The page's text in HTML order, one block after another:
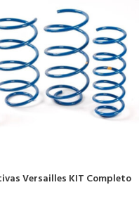
Versailles KIT Completo